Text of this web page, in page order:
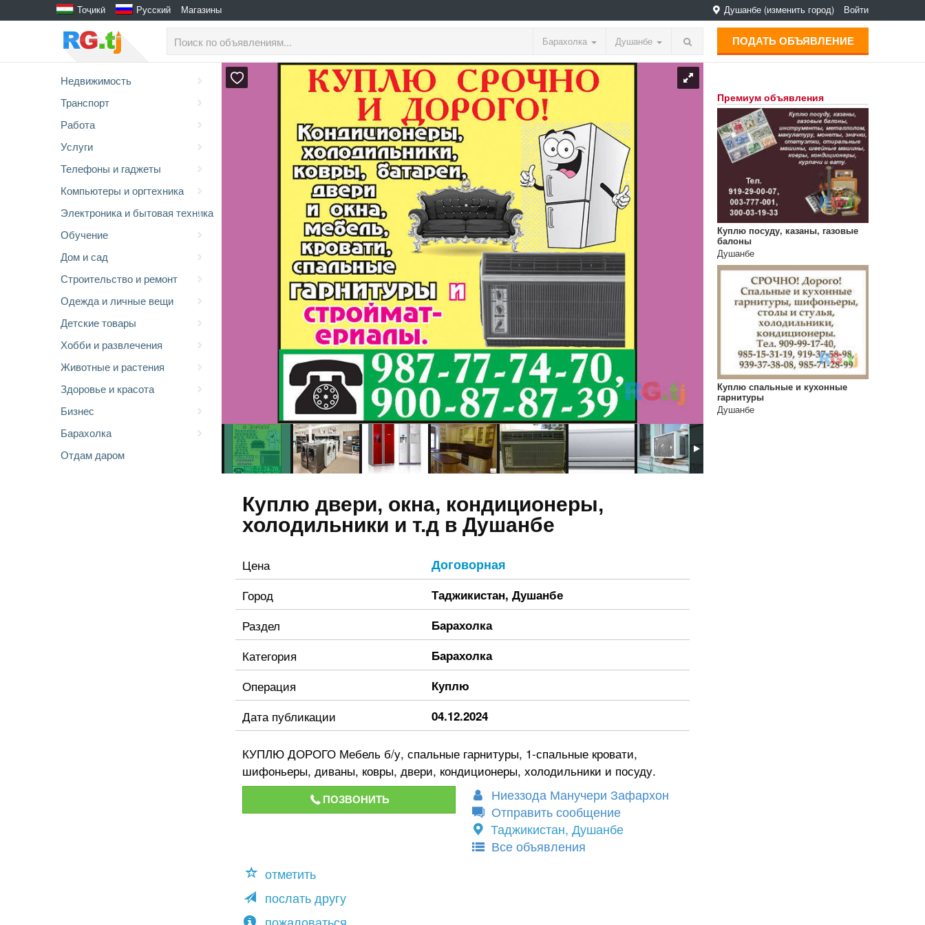
Тоҷикӣ Русский Магазины Душанбе (изменить город) Войти
Барахолка Душанбе ПОДАТЬ ОБЪЯВЛЕНИЕ
Недвижимость
Транспорт
Работа
Услуги
Телефоны и гаджеты
Компьютеры и оргтехника
Электроника и бытовая техника
Обучение
Дом и сад
Строительство и ремонт
Одежда и личные вещи
Детские товары
Хобби и развлечения
Животные и растения
Здоровье и красота
Бизнес
Барахолка
Отдам даром
Куплю двери, окна, кондиционеры,
холодильники и т.д в Душанбе
Цена Договорная
Город Таджикистан, Душанбе
Раздел Барахолка
Категория Барахолка
Операция Куплю
Дата публикации 04.12.2024
КУПЛЮ ДОРОГО Мебель б/у, спальные гарнитуры, 1-спальные кровати,
шифоньеры, диваны, ковры, двери, кондиционеры, холодильники и посуду.
ПОЗВОНИТЬ
Ниеззода Манучери Зафархон
Отправить сообщение
Таджикистан, Душанбе
Все объявления
отметить
послать другу
Премиум объявления
Куплю посуду, казаны, газовые
балоны
Душанбе
Куплю спальные и кухонные
гарнитуры
Душанбе